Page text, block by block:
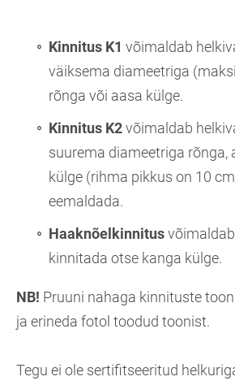
Kinnitus K1 võimaldab
väiksema diameetriga
rõnga või aasa külge.
Kinnitus K2võimaldab
suurema diameetriga rõnga,
külge (rihma pikkus on 10
eemaldada.
Haaknõelkinnitus
kinnitada otse kanga külge.
NB! Pruuni nahaga kinnituste
ja erineda fotol toodud toonist.
Tegu ei ole sertifitseeritud